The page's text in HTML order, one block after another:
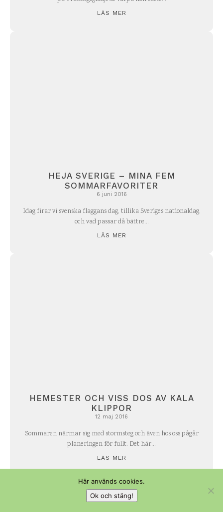
LÄS MER
HEJA SVERIGE – MINA FEM
SOMMARFAVORITER
6 juni 2016
Idag firar vi svenska flaggans dag, tillika Sveriges nationaldag,
och vad passar då bättre...
LÄS MER
HEMESTER OCH VISS DOS AV KALA
KLIPPOR
12 maj 2016
Sommaren närmar sig med stormsteg och även hos oss pågår
planeringen för fullt. Det här...
LÄS MER
Här används cookies.
Ok och stäng!